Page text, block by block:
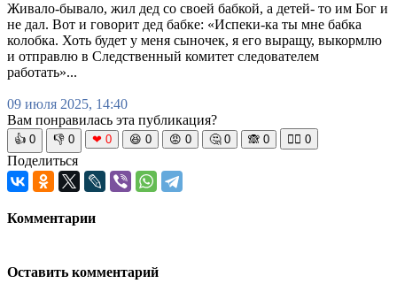
Живало-бывало, жил дед со своей бабкой, а детей- то им Бог и
не дал. Вот и говорит дед бабке: «Испеки-ка ты мне бабка
колобка. Хоть будет у меня сыночек, я его выращу, выкормлю
и отправлю в Следственный комитет следователем
работать»...
09 июля 2025, 14:40
Вам понравилась эта публикация?
👍 0 👎 0 ❤ 0 😆 0 😡 0 🤔 0 🙈 0 🧘‍♀️ 0
Поделиться
Комментарии
Оставить комментарий